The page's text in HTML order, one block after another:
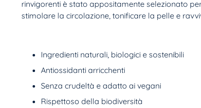
rinvigorenti è stato appositamente selezionato
stimolare la circolazione, tonificare la pelle e
Ingredienti naturali, biologici e sostenibili
Antiossidanti arricchenti
Senza crudeltà e adatto ai vegani
Rispettoso della biodiversità